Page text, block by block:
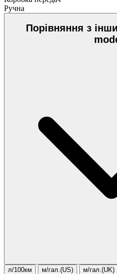
Ручна
Порівняння з
л/100км м/гал.(US) м/гал.(UK)